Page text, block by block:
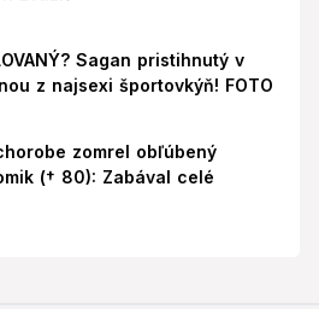
Sagan pristihnutý v
z najsexi športovkýň! FOTO
zomrel obľúbený
(† 80): Zabával celé